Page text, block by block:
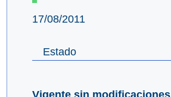
17/08/2011
Estado